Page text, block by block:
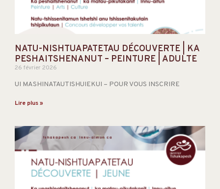
NATU-NISHTUAPATETAU DÉCOUVERTE | KA
PESHAITSHENANUT – PEINTURE | ADULTE
26 février 2026
UI MASHINATAUTISHUIEKUI – POUR VOUS INSCRIRE
Lire plus »